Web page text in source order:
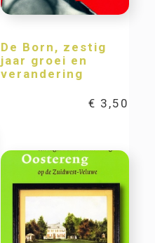
De Born, zestig
jaar groei en
verandering
€ 3,50